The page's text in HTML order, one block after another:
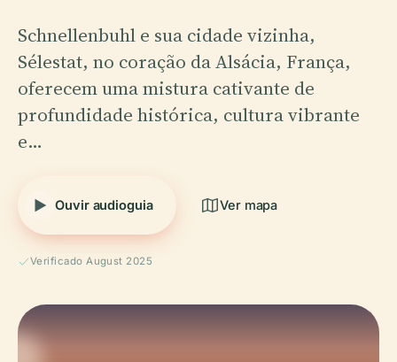
Schnellenbuhl e sua cidade vizinha,
Sélestat, no coração da Alsácia, França,
oferecem uma mistura cativante de
profundidade histórica, cultura vibrante
e…
Ouvir audioguia Ver mapa
Verificado August 2025